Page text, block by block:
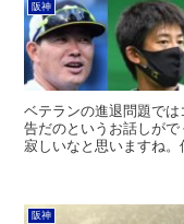
阪神
ベテランの進退問題で
告だのというお話しが
寂しいなと思いますね。
阪神